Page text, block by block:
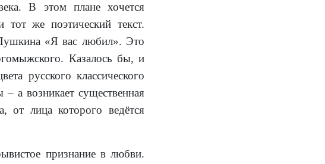
В этом плане хочется
тот же поэтический текст.
«Я вас любил». Это
Казалось бы, и
русского классического
а возникает существенная
от лица которого ведётся
признание в любви.